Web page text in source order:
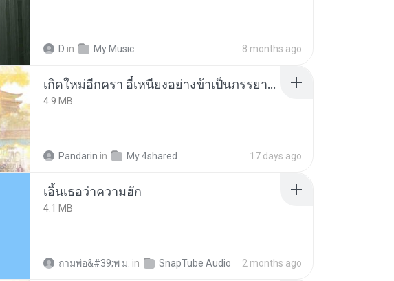
D in My Music 8 months ago
เกิดใหม่อีกครา อี๋เหนียงอย่างข้าเป็นภรรยาขุนนาง 1_ST.pdf
4.9 MB
Pandarin in My 4shared 17 days ago
เอิ้นเธอว่าความฮัก
4.1 MB
ถามพ่อ&#39;พ ม. in SnapTube Audio 2 months ago